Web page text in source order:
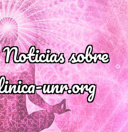
sobre
unr.org